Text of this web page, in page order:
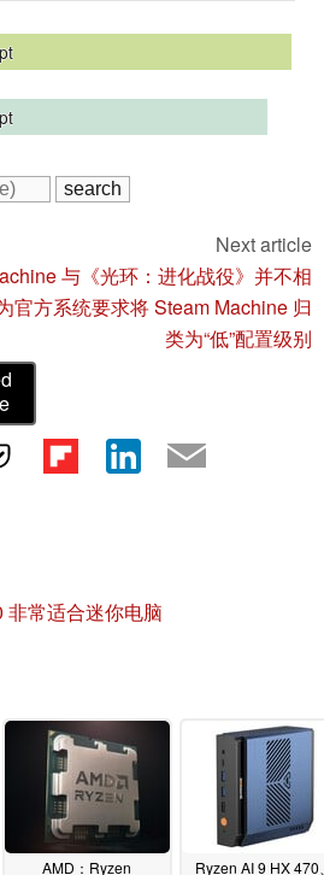
pt
pt
Next article
与《光环：进化战役》并不相
官方系统要求将 Steam Machine 归
类为“低”配置级别
非常适合迷你电脑
AMD：Ryzen Ryzen AI 9 HX 470、